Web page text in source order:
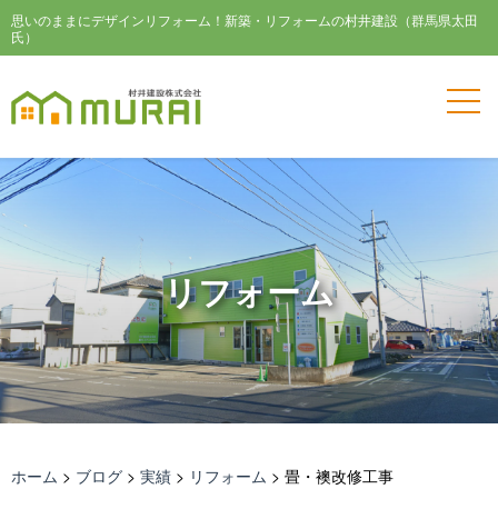
思いのままにデザインリフォーム！新築・リフォームの村井建設（群馬県太田
氏）
リフォーム
ホーム > ブログ > 実績 > リフォーム > 畳・襖改修工事